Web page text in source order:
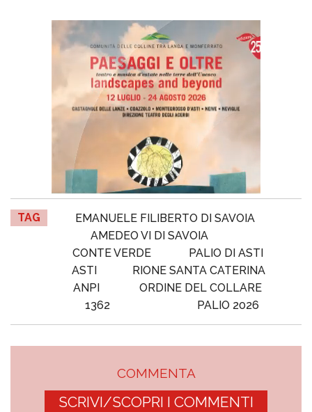
TAG
EMANUELE FILIBERTO DI SAVOIA
AMEDEO VI DI SAVOIA
CONTE VERDE
PALIO DI ASTI
ASTI
RIONE SANTA CATERINA
ANPI
ORDINE DEL COLLARE
1362
PALIO 2026
COMMENTA
SCRIVI/SCOPRI I COMMENTI